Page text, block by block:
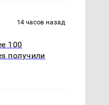
14 часов назад
100
получили